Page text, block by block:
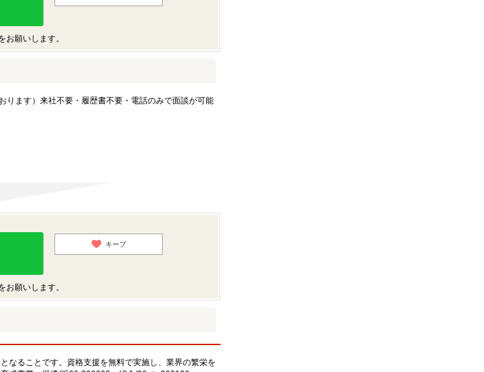
願いします。
ります）来社不要・履歴書不要・電話のみで面談が可能
キープ
願いします。
なることです。資格支援を無料で実施し、業界の繁栄を